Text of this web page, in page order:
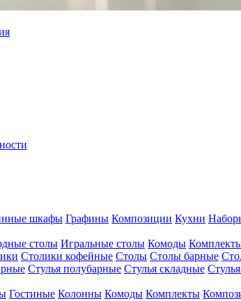
шкафы Графины Композиции Кухни
столы Игральные столы Комоды
Столики кофейные Столы Столы барные
Стулья полубарные Стулья складные
Гостиные Колонны Комоды Комплекты